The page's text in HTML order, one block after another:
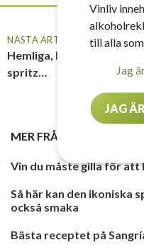
NÄSTA ARTIKEL
Hemliga, hemliga Aperol
spritz…
MER FRÅN
Vin du måste gilla för att
Så här kan den ikoniska
också smaka
Bästa receptet på
Vinliv
till alla
Jag
JAG